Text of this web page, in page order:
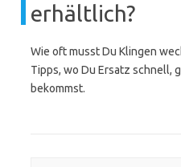
erhältlich?
Wie oft musst Du Klingen
Tipps, wo Du Ersatz schnell,
bekommst.